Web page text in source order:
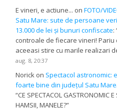
E vineri, e actiune... onFOTO/
Satu Mare: sute de persoane
13.000 de lei și bunuri confiscate:
controale de fiecare vineri!
aceeasi stire cu marile realizari
aug. 8, 20:37
Norick on Spectacol astronomic:
foarte bine din județul Satu
“CE SPECTACOL GASTRONOMIC E
HAMSII, MANELE?”